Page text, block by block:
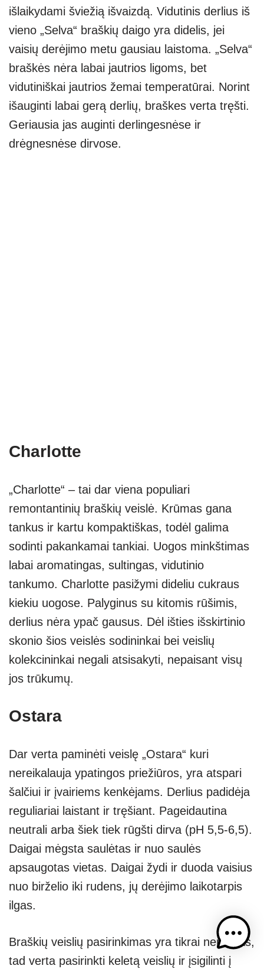
išlaikydami šviežią išvaizdą. Vidutinis derlius iš
vieno „Selva“ braškių daigo yra didelis, jei
vaisių derėjimo metu gausiau laistoma. „Selva“
braškės nėra labai jautrios ligoms, bet
vidutiniškai jautrios žemai temperatūrai. Norint
išauginti labai gerą derlių, braškes verta tręšti.
Geriausia jas auginti derlingesnėse ir
drėgnesnėse dirvose.
Charlotte
„Charlotte“ – tai dar viena populiari
remontantinių braškių veislė. Krūmas gana
tankus ir kartu kompaktiškas, todėl galima
sodinti pakankamai tankiai. Uogos minkštimas
labai aromatingas, sultingas, vidutinio
tankumo. Charlotte pasižymi dideliu cukraus
kiekiu uogose. Palyginus su kitomis rūšimis,
derlius nėra ypač gausus. Dėl išties išskirtinio
skonio šios veislės sodininkai bei veislių
kolekcininkai negali atsisakyti, nepaisant visų
jos trūkumų.
Ostara
Dar verta paminėti veislę „Ostara“ kuri
nereikalauja ypatingos priežiūros, yra atspari
šalčiui ir įvairiems kenkėjams. Derlius padidėja
reguliariai laistant ir tręšiant. Pageidautina
neutrali arba šiek tiek rūgšti dirva (pH 5,5-6,5).
Daigai mėgsta saulėtas ir nuo saulės
apsaugotas vietas. Daigai žydi ir duoda vaisius
nuo birželio iki rudens, jų derėjimo laikotarpis
ilgas.
Braškių veislių pasirinkimas yra tikrai nemažas,
tad verta pasirinkti keletą veislių ir įsigilinti į